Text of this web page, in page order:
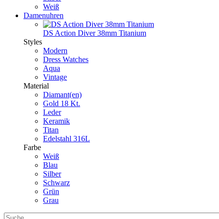
Weiß
Damenuhren
DS Action Diver 38mm Titanium
Styles
Modern
Dress Watches
Aqua
Vintage
Material
Diamant(en)
Gold 18 Kt.
Leder
Keramik
Titan
Edelstahl 316L
Farbe
Weiß
Blau
Silber
Schwarz
Grün
Grau